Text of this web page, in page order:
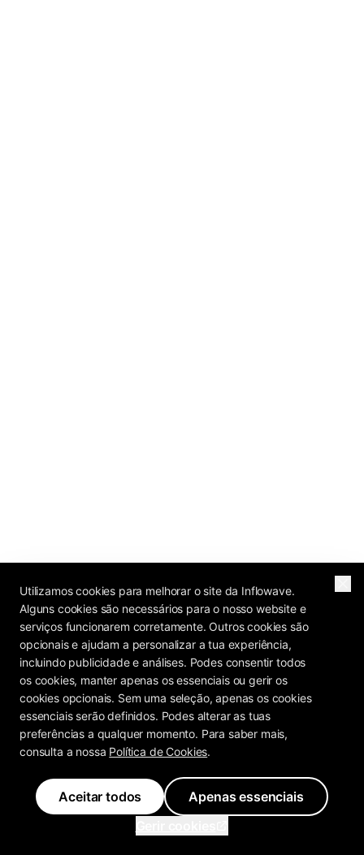
Utilizamos cookies para melhorar o site da Inflowave.
Alguns cookies são necessários para o nosso website e
serviços funcionarem corretamente. Outros cookies são
opcionais e ajudam a personalizar a tua experiência,
incluindo publicidade e análises. Podes consentir todos
os cookies, manter apenas os essenciais ou gerir os
cookies opcionais. Sem uma seleção, apenas os cookies
essenciais serão definidos. Podes alterar as tuas
preferências a qualquer momento. Para saber mais,
consulta a nossa Política de Cookies.
Aceitar todos
Apenas essenciais